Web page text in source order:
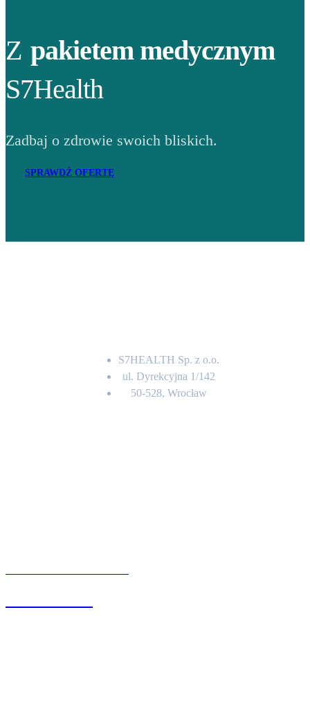
Z pakietem medycznym
S7Health
Zadbaj o zdrowie swoich bliskich.
SPRAWDŹ OFERTĘ
S7HEALTH Sp. z o.o.
ul. Dyrekcyjna 1/142
50-528, Wrocław